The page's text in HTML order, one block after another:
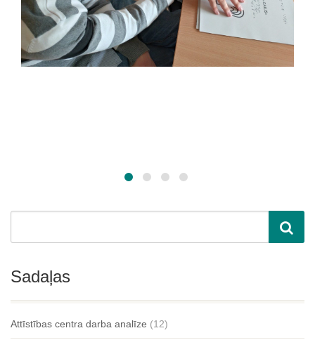
Sadaļas
Attīstības centra darba analīze (12)